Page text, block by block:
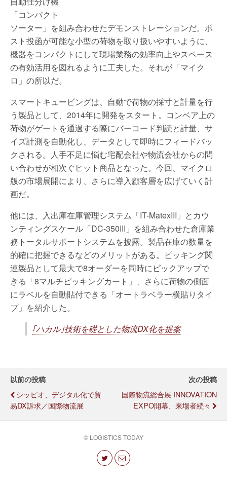
「コンパクト
ソーター」を組み合わせたデモンストレーションだ。ポ
スト投函が可能な小型の荷物を取り扱いやすいように、
機器をコンパクトにして現場業務の効率向上やスペース
の有効活用を図れるように工夫した。それが「マイク
ロ」の所以だ。
スマートキュービングは、自動で荷物の採寸と計量を行
う製品として、2014年に開発をスタート。コンベア上の
荷物がゲートを通過する際にバーコード判読と計量、サ
イズ計測を自動化し、データとして即時にフィードバッ
クされる。人手不足に悩む宅配会社や物流会社からの問
い合わせが相次ぐヒット商品となった。今回、マイクロ
版の市場展開により、さらに導入顧客層を広げていく計
画だ。
他には、入出庫在庫管理システム「IT-MatexIII」とカウ
ンティングスケール「DC-350III」を組み合わせた倉庫業
務トータルサポートシステムを披露。製品在庫の数量を
的確に把握できるなどのメリットがある。ピッキング関
連製品として最大で8オーダーを同時にピックアップで
きる「8マルチピッキングカート」、さらに荷物の側面
にラベルを自動貼付できる「オートラベラー横貼りタイ
プ」を紹介した。
｢ハカル｣技術を礎とした物流DX化を提案
以前の投稿
シッピオ、デジタル化で貿
易DX訴求／国際物流展
次の投稿
国際物流総合展 INNOVATION
EXPO開幕、来場者続々
© LOGISTICS TODAY